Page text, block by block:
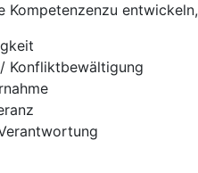
Kompetenzenzu
Konfliktbewältigung